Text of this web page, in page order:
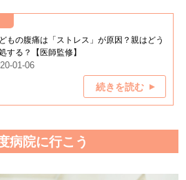
もの腹痛は「ストレス」が原因？親はどう
する？【医師監修】
01-06
続きを読む
病院に行こう